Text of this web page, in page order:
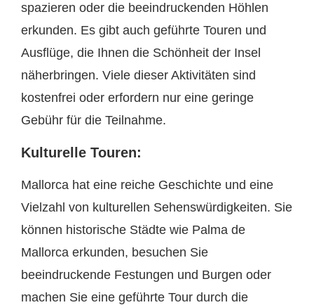
spazieren oder die beeindruckenden Höhlen
erkunden. Es gibt auch geführte Touren und
Ausflüge, die Ihnen die Schönheit der Insel
näherbringen. Viele dieser Aktivitäten sind
kostenfrei oder erfordern nur eine geringe
Gebühr für die Teilnahme.
Kulturelle Touren:
Mallorca hat eine reiche Geschichte und eine
Vielzahl von kulturellen Sehenswürdigkeiten. Sie
können historische Städte wie Palma de
Mallorca erkunden, besuchen Sie
beeindruckende Festungen und Burgen oder
machen Sie eine geführte Tour durch die